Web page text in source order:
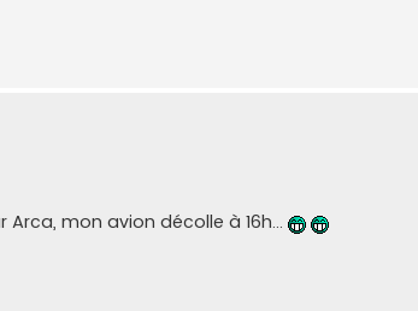
mon avion décolle à 16h...